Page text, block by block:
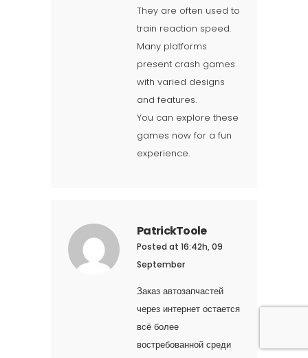
They are often used to
train reaction speed.
Many platforms
present crash games
with varied designs
and features.
You can explore these
games now for a fun
experience.
PatrickToole
Posted at 16:42h, 09
September
Заказ автозапчастей
через интернет остается
всё более
востребованной среди